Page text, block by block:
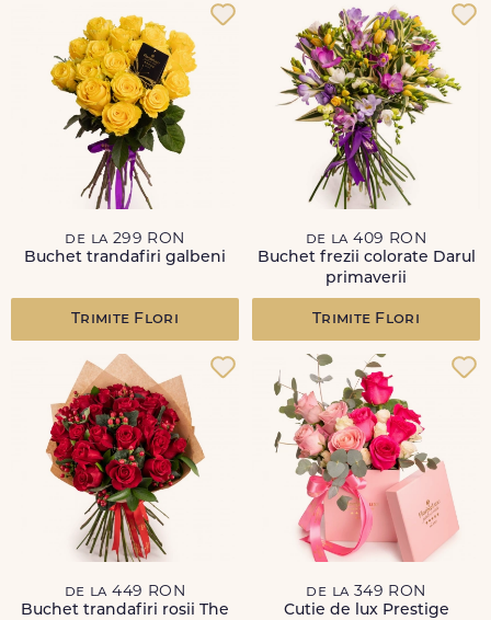
de la 299 RON
Buchet trandafiri galbeni
Trimite Flori
de la 409 RON
Buchet frezii colorate Darul
primaverii
Trimite Flori
de la 449 RON
Buchet trandafiri rosii The
de la 349 RON
Cutie de lux Prestige